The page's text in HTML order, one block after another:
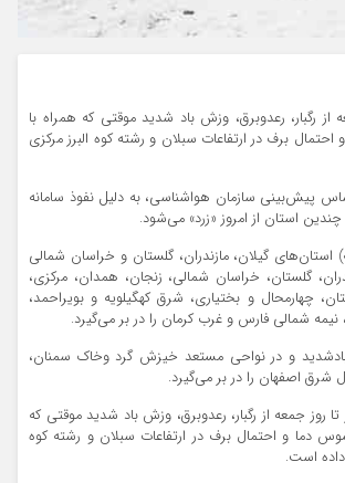
از رگبار، رعدوبرق، وزش باد شدید موقتی که همراه با
برف در ارتفاعات سبلان و رشته کوه البرز مرکزی
پیش‌بینی سازمان هواشناسی، به دلیل نفوذ سامانه
استان از امروز «زرد» می‌شود.
استان‌های گیلان، مازندران، گلستان و خراسان شمالی
گلستان، خراسان شمالی، زنجان، همدان، مرکزی،
چهارمحال و بختیاری، شرق کهگیلویه و بویراحمد،
شمالی فارس و غرب کرمان را در بر می‌گیرد.
و در نواحی مستعد خیزش گرد وخاک سمنان،
اصفهان را در بر می‌گیرد.
روز جمعه از رگبار، رعدوبرق، وزش باد شدید موقتی که
دما و احتمال برف در ارتفاعات سبلان و رشته کوه
است.